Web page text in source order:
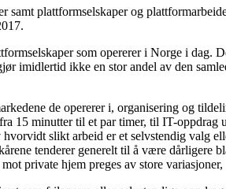
plattformselskaper og
som opererer i Norge i dag.
imidlertid ikke en stor andel av den
de opererer i, organisering og
15 minutter til et par timer, til IT-
slikt arbeid er et selvstendig valg
tenderer generelt til å være dårligere
private hjem preges av store